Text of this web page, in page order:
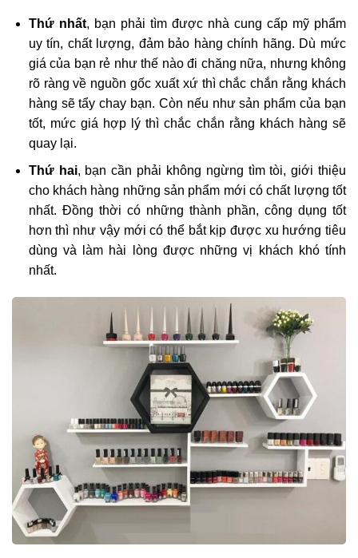
Thứ nhất, bạn phải tìm được nhà cung cấp mỹ phẩm
uy tín, chất lượng, đảm bảo hàng chính hãng. Dù mức
giá của bạn rẻ như thế nào đi chăng nữa, nhưng không
rõ ràng về nguồn gốc xuất xứ thì chắc chắn rằng khách
hàng sẽ tẩy chay bạn. Còn nếu như sản phẩm của bạn
tốt, mức giá hợp lý thì chắc chắn rằng khách hàng sẽ
quay lại.
Thứ hai, bạn cần phải không ngừng tìm tòi, giới thiệu
cho khách hàng những sản phẩm mới có chất lượng tốt
nhất. Đồng thời có những thành phần, công dụng tốt
hơn thì như vậy mới có thể bắt kịp được xu hướng tiêu
dùng và làm hài lòng được những vị khách khó tính
nhất.